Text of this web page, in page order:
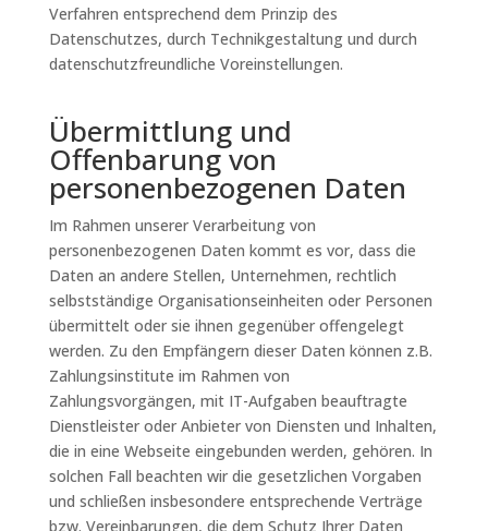
Verfahren entsprechend dem Prinzip des
Datenschutzes, durch Technikgestaltung und durch
datenschutzfreundliche Voreinstellungen.
Übermittlung und
Offenbarung von
personenbezogenen Daten
Im Rahmen unserer Verarbeitung von
personenbezogenen Daten kommt es vor, dass die
Daten an andere Stellen, Unternehmen, rechtlich
selbstständige Organisationseinheiten oder Personen
übermittelt oder sie ihnen gegenüber offengelegt
werden. Zu den Empfängern dieser Daten können z.B.
Zahlungsinstitute im Rahmen von
Zahlungsvorgängen, mit IT-Aufgaben beauftragte
Dienstleister oder Anbieter von Diensten und Inhalten,
die in eine Webseite eingebunden werden, gehören. In
solchen Fall beachten wir die gesetzlichen Vorgaben
und schließen insbesondere entsprechende Verträge
bzw. Vereinbarungen, die dem Schutz Ihrer Daten